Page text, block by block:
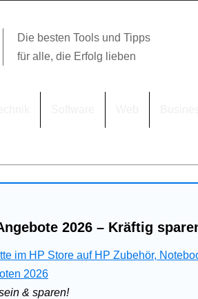
Die besten Tools und Tipps
für alle, die Erfolg lieben
2026 – Kräftig
im HP Store auf HP Zubehör,
2026
& sparen!